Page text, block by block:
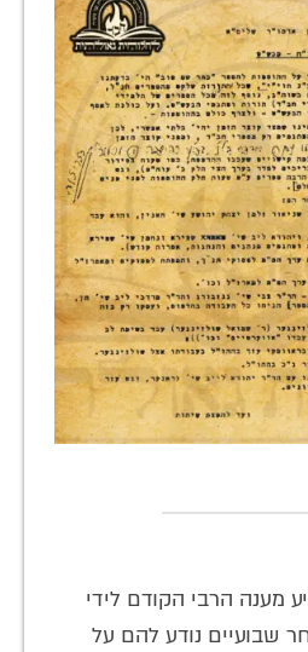
מענה הרבי הקודם לידי
שבועיים נודע להם על